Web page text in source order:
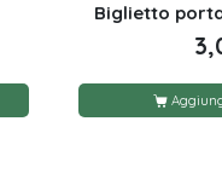
Biglietto